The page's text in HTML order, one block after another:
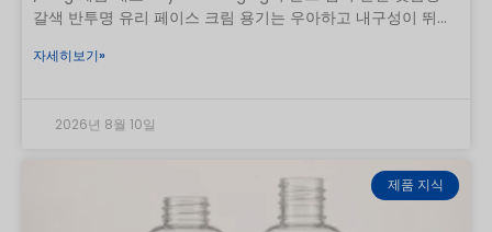
갈색 반투명 유리 페이스 크림 용기는 우아하고 내구성이 뛰어
드를 위해 설계되었습니다. 갈색 프로스트 유리병과 고급스러
용량으로 제공되는 이 유리 용기는 페이스 크림, 아이 크림, 마
제품 사양 품목 세부 정보 제품명 브라운 프로스트 유리 페이스
크림 용기 브랜드 Boyu Packaging / OEM 재질 화장품 등급
자세히보기»
2026년 8월 10일
제품 지식